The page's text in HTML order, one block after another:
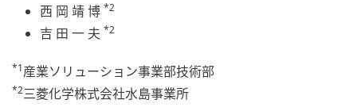
西 岡 靖 博 *2
吉 田 一 夫 *2
*1産業ソリューション事業部技術部
*2三菱化学株式会社水島事業所